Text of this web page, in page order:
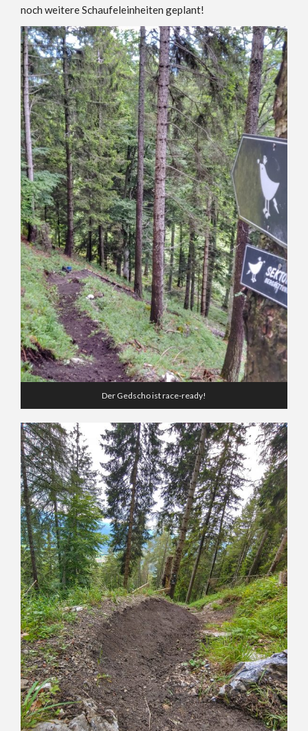
noch weitere Schaufeleinheiten geplant!
Der Gedscho ist race-ready!